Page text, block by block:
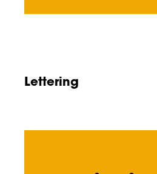
Lettering